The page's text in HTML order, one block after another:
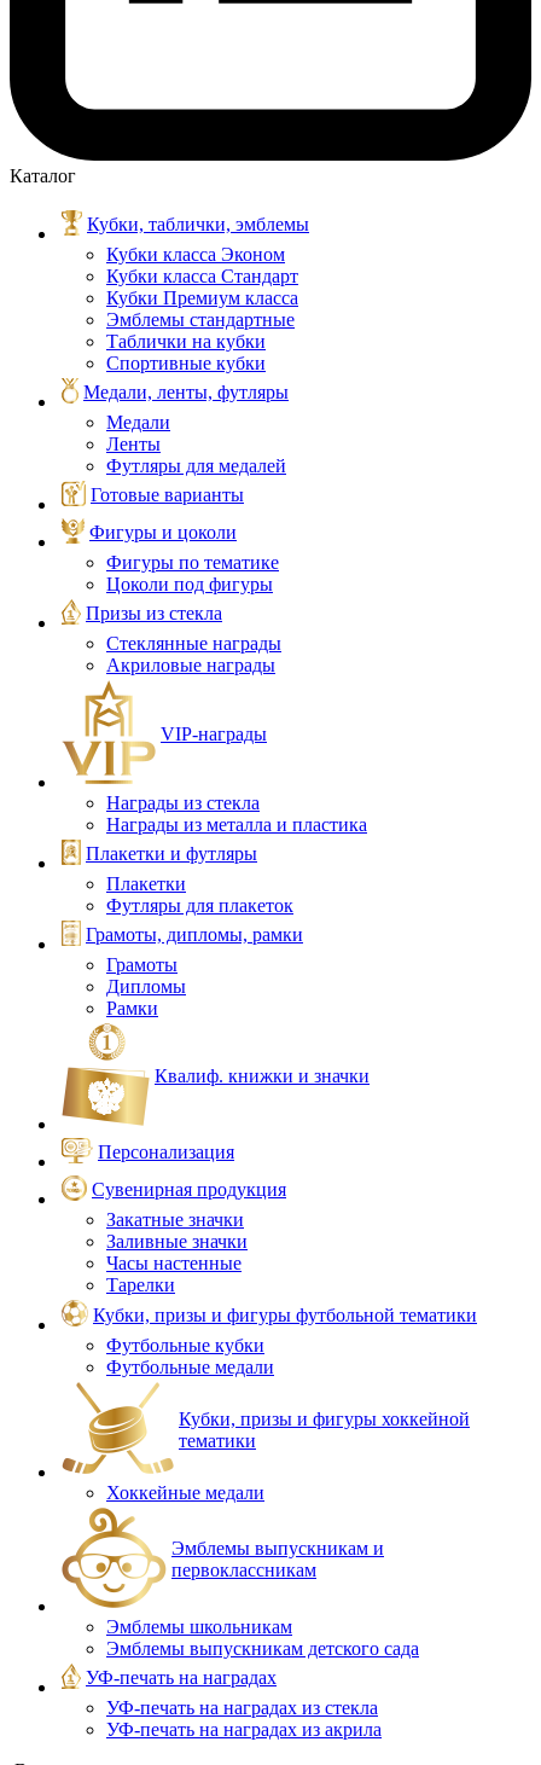
Каталог
Кубки, таблички, эмблемы
Кубки класса Эконом
Кубки класса Стандарт
Кубки Премиум класса
Эмблемы стандартные
Таблички на кубки
Спортивные кубки
Медали, ленты, футляры
Медали
Ленты
Футляры для медалей
Готовые варианты
Фигуры и цоколи
Фигуры по тематике
Цоколи под фигуры
Призы из стекла
Стеклянные награды
Акриловые награды
VIP‑награды
Награды из стекла
Награды из металла и пластика
Плакетки и футляры
Плакетки
Футляры для плакеток
Грамоты, дипломы, рамки
Грамоты
Дипломы
Рамки
Квалиф. книжки и значки
Персонализация
Сувенирная продукция
Закатные значки
Заливные значки
Часы настенные
Тарелки
Кубки, призы и фигуры футбольной тематики
Футбольные кубки
Футбольные медали
Кубки, призы и фигуры хоккейной
тематики
Хоккейные медали
Эмблемы выпускникам и
первоклассникам
Эмблемы школьникам
Эмблемы выпускникам детского сада
УФ-печать на наградах
УФ‑печать на наградах из стекла
УФ-печать на наградах из акрила